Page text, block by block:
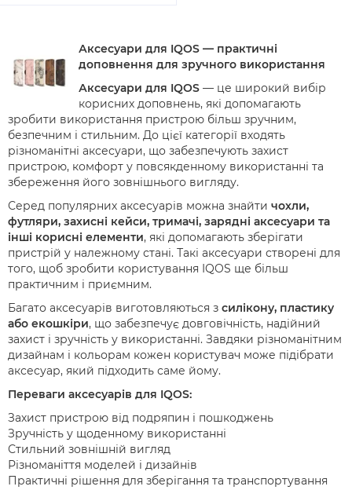
Аксесуари для IQOS — практичні
доповнення для зручного використання
Аксесуари для IQOS — це широкий вибір
корисних доповнень, які допомагають
зробити використання пристрою більш зручним,
безпечним і стильним. До цієї категорії входять
різноманітні аксесуари, що забезпечують захист
пристрою, комфорт у повсякденному використанні та
збереження його зовнішнього вигляду.
Серед популярних аксесуарів можна знайти чохли,
футляри, захисні кейси, тримачі, зарядні аксесуари та
інші корисні елементи, які допомагають зберігати
пристрій у належному стані. Такі аксесуари створені для
того, щоб зробити користування IQOS ще більш
практичним і приємним.
Багато аксесуарів виготовляються з силікону, пластику
або екошкіри, що забезпечує довговічність, надійний
захист і зручність у використанні. Завдяки різноманітним
дизайнам і кольорам кожен користувач може підібрати
аксесуар, який підходить саме йому.
Переваги аксесуарів для IQOS:
Захист пристрою від подряпин і пошкоджень
Зручність у щоденному використанні
Стильний зовнішній вигляд
Різноманіття моделей і дизайнів
Практичні рішення для зберігання та транспортування